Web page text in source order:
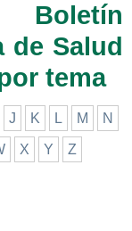
de Salud
tema
J K L M N
X Y Z